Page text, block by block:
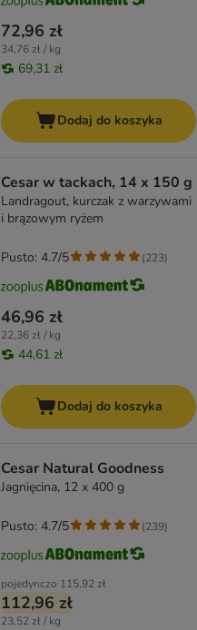
72,96 zł
34,76 zł / kg
69,31 zł
Dodaj do koszyka
Cesar w tackach, 14 x 150 g
Landragout, kurczak z warzywami
i brązowym ryżem
46,96 zł
22,36 zł / kg
44,61 zł
Pusto: 4.7/5 (223)
Dodaj do koszyka
Cesar Natural Goodness
Jagnięcina, 12 x 400 g
pojedynczo 115,92 zł
112,96 zł
23,52 zł / kg
Pusto: 4.7/5 (239)